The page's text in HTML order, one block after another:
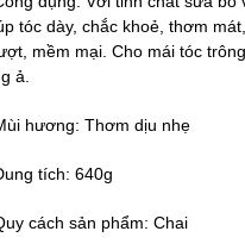
tóc dày, chắc khoẻ, thơm
mềm mại . Cho mái tóc
ả.
hương: Thơm dịu nhẹ
tích: 640g
cách sản phẩm: Chai